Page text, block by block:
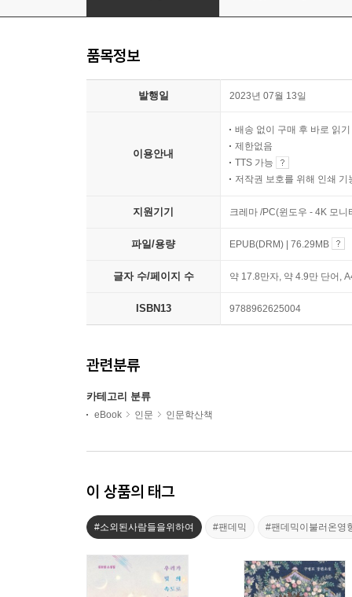
품목정보
발행일 2023년 07월 13일
이용안내
배송 없이 구매 후 바로 읽기
제한없음
TTS 가능
저작권 보호를 위해 인쇄 기
지원기기 크레마 /PC(윈도우 - 4K 모
파일/용량 EPUB(DRM) | 76.29MB
글자 수/페이지 수 약 17.8만자, 약 4.9만 단어,
ISBN13 9788962625004
관련분류
카테고리 분류
eBook 인문 인문학산책
이 상품의 태그
#소외된사람들을위하여 #팬데믹 #팬데믹이불러온영